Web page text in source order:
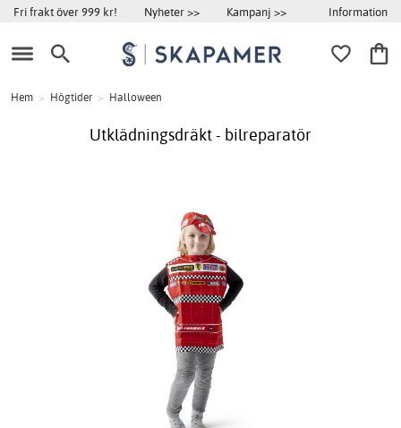
Fri frakt över 999 kr! Nyheter >> Kampanj >> Information
Hem > Högtider > Halloween
Utklädningsdräkt - bilreparatör